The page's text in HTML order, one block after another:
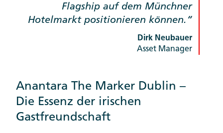
Flagship auf dem Münchner
Hotelmarkt positionieren können.
Dirk Neubauer
Asset Manager
Anantara The Marker Dublin –
Die Essenz der irischen
Gastfreundschaft